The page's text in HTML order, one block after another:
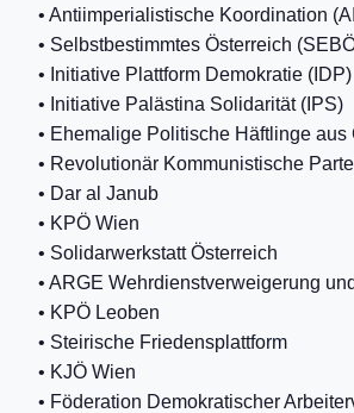
• Antiimperialistische Koordination
• Selbstbestimmtes Österreich
• Initiative Plattform Demokratie (IDP)
• Initiative Palästina Solidarität (IPS)
• Ehemalige Politische Häftlinge aus
• Revolutionär Kommunistische
• Dar al Janub
• KPÖ Wien
• Solidarwerkstatt Österreich
• ARGE Wehrdienstverweigerung
• KPÖ Leoben
• Steirische Friedensplattform
• KJÖ Wien
• Föderation Demokratischer